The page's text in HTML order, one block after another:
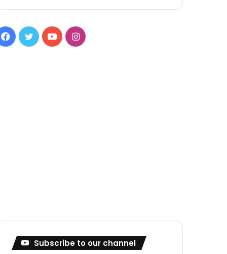
Facebook
TwitterYouTubeInstagram
Subscribe to our channel